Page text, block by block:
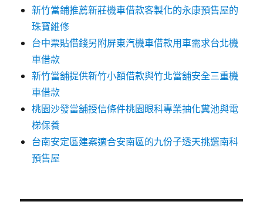
新竹當鋪推薦新莊機車借款客製化的永康預售屋的
珠寶維修
台中票貼借錢另附屏東汽機車借款用車需求台北機
車借款
新竹當舖提供新竹小額借款與竹北當舖安全三重機
車借款
桃園沙發當舖授信條件桃園眼科專業抽化糞池與電
梯保養
台南安定區建案適合安南區的九份子透天挑選南科
預售屋